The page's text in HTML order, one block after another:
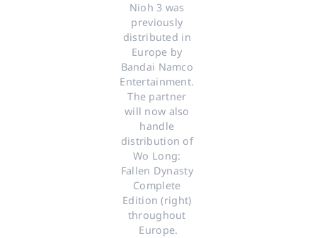
Nioh 3 was
previously
distributed in
Europe by
Bandai Namco
Entertainment.
The partner
will now also
handle
distribution of
Wo Long:
Fallen Dynasty
Complete
Edition (right)
throughout
Europe.